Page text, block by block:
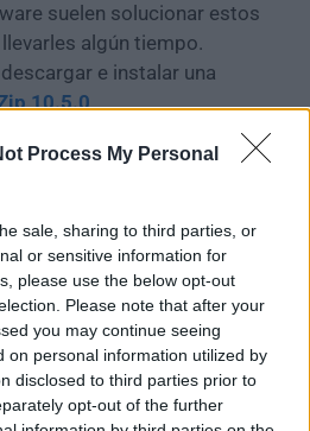
Process My Personal
sale, sharing to third parties, or
or sensitive information for
please use the below opt-out
Please note that after your
you may continue seeing
on personal information utilized by
disclosed to third parties prior to
opt-out of the further
suelen solucionar estos
algún tiempo.
e instalar una
10.5.0.
en descargar la versión más
distribuidas en nuestro
libres de virus y están
sin costo alguno.
ti